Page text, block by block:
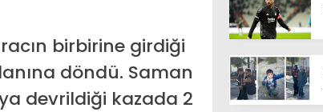
birbirine girdiği
döndü. Saman
devrildiği kazada 2